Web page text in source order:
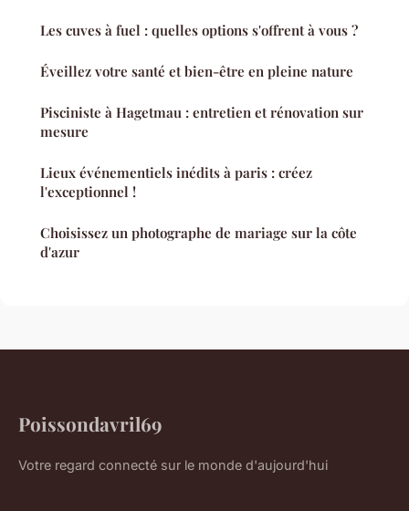
Les cuves à fuel : quelles options s'offrent à vous ?
Éveillez votre santé et bien-être en pleine nature
Pisciniste à Hagetmau : entretien et rénovation sur
mesure
Lieux événementiels inédits à paris : créez
l'exceptionnel !
Choisissez un photographe de mariage sur la côte
d'azur
Poissondavril69
Votre regard connecté sur le monde d'aujourd'hui